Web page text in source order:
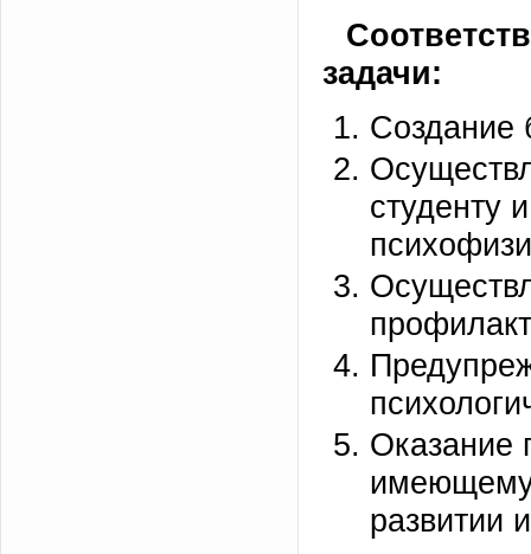
задачи:
Создание
студенту
Оказание
имеющему
развитии